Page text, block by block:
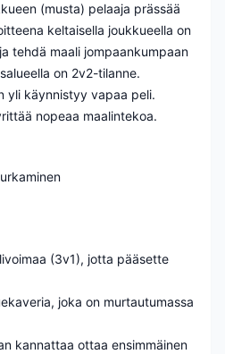
(musta) pelaaja prässää
keltaisella joukkueella on
tehdä maali jompaankumpaan
on 2v2-tilanne.
yli käynnistyy vapaa peli.
nopeaa maalintekoa.
(3v1), jotta pääsette
joka on murtautumassa
kannattaa ottaa ensimmäinen